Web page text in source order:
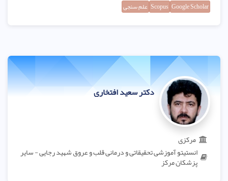
Google Scholar
Scopus علم سنجی
دکتر سعید افتخاری
مرکزی
انستیتو آموزشی تحقیقاتی و درمانی قلب و عروق شهید رجایی - سایر
پزشکان مرکز